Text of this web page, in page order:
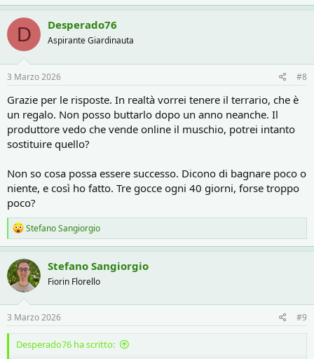
a
c
t
i
o
n
s
:
D Desperado76
Aspirante Giardinauta
3 Marzo 2026 #8
Grazie per le risposte. In realtà vorrei tenere il terrario, che è
un regalo. Non posso buttarlo dopo un anno neanche. Il
produttore vedo che vende online il muschio, potrei intanto
sostituire quello?
Non so cosa possa essere successo. Dicono di bagnare poco o
niente, e così ho fatto. Tre gocce ogni 40 giorni, forse troppo
poco?
R
e
a
c
t
i
o
n
s
:
Stefano Sangiorgio
Stefano Sangiorgio
Fiorin Florello
3 Marzo 2026 #9
Desperado76 ha scritto: